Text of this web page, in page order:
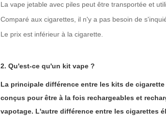
La vape jetable avec piles peut être transportée et
Comparé aux cigarettes, il n'y a pas besoin de
Le prix est inférieur à la cigarette.
2. Qu'est-ce qu'un kit vape ?
La principale différence entre les kits de
conçus pour être à la fois rechargeables et
vapotage. L'autre différence entre les cigarettes